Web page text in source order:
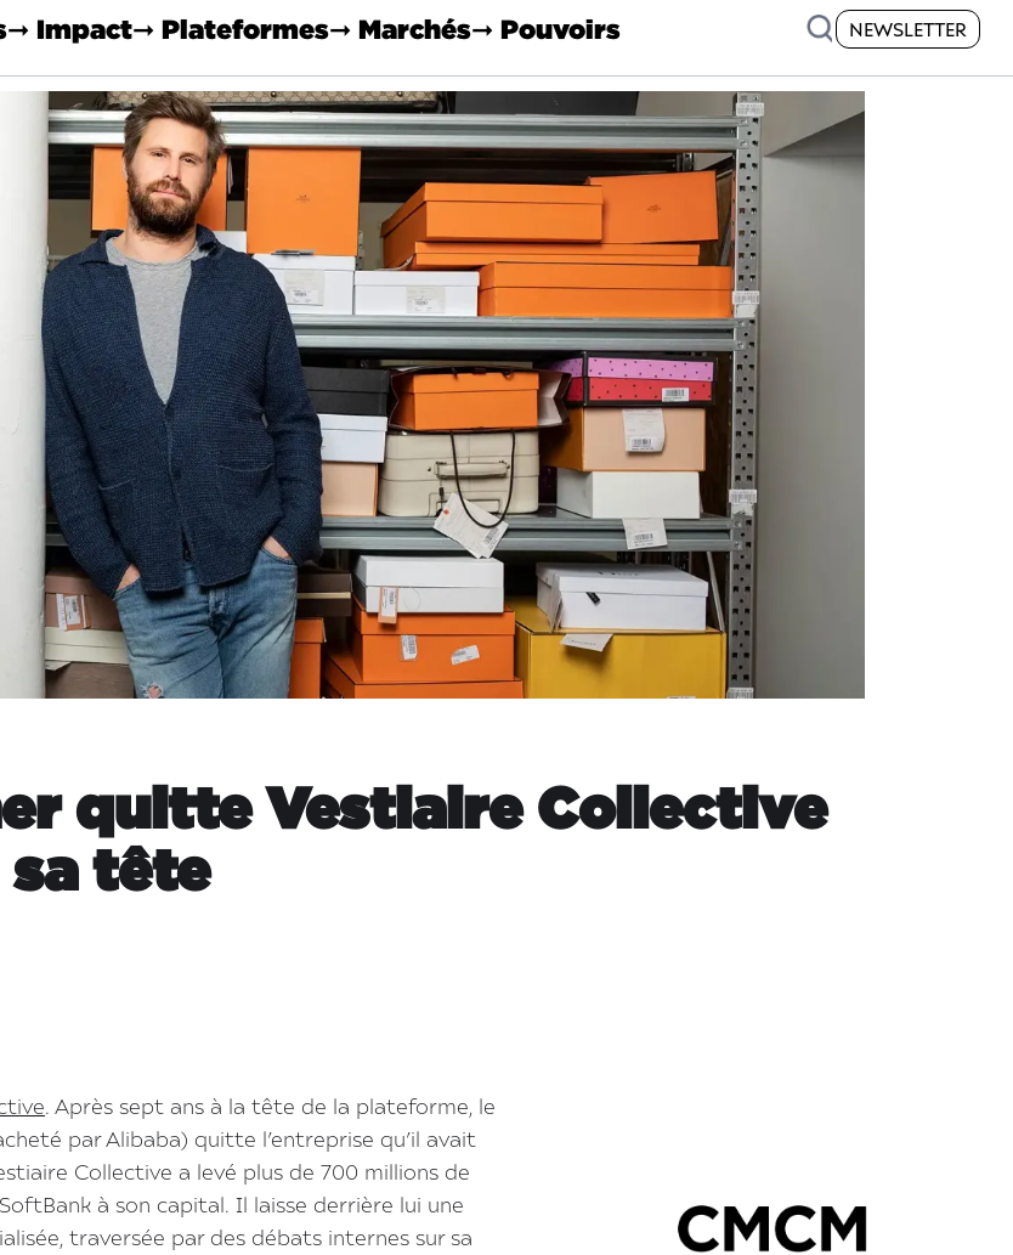
➞ Impact➞ Plateformes➞ Marchés➞ Pouvoirs NEWSLETTER
quitte Vestiaire Collective
sa tête
. Après sept ans à la tête de la plateforme, le
par Alibaba) quitte l’entreprise qu’il avait
Collective a levé plus de 700 millions de
à son capital. Il laisse derrière lui une
traversée par des débats internes sur sa